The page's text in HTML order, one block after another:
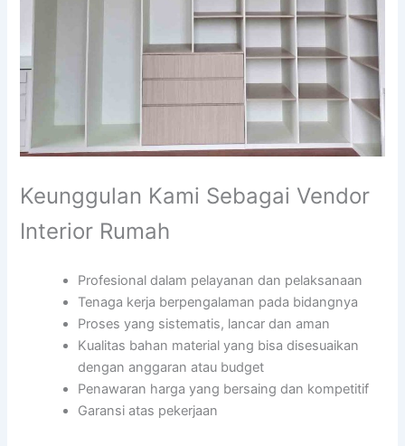
Keunggulan Kami Sebagai Vendor
Interior Rumah
Profesional dalam pelayanan dan pelaksanaan
Tenaga kerja berpengalaman pada bidangnya
Proses yang sistematis, lancar dan aman
Kualitas bahan material yang bisa disesuaikan
dengan anggaran atau budget
Penawaran harga yang bersaing dan kompetitif
Garansi atas pekerjaan